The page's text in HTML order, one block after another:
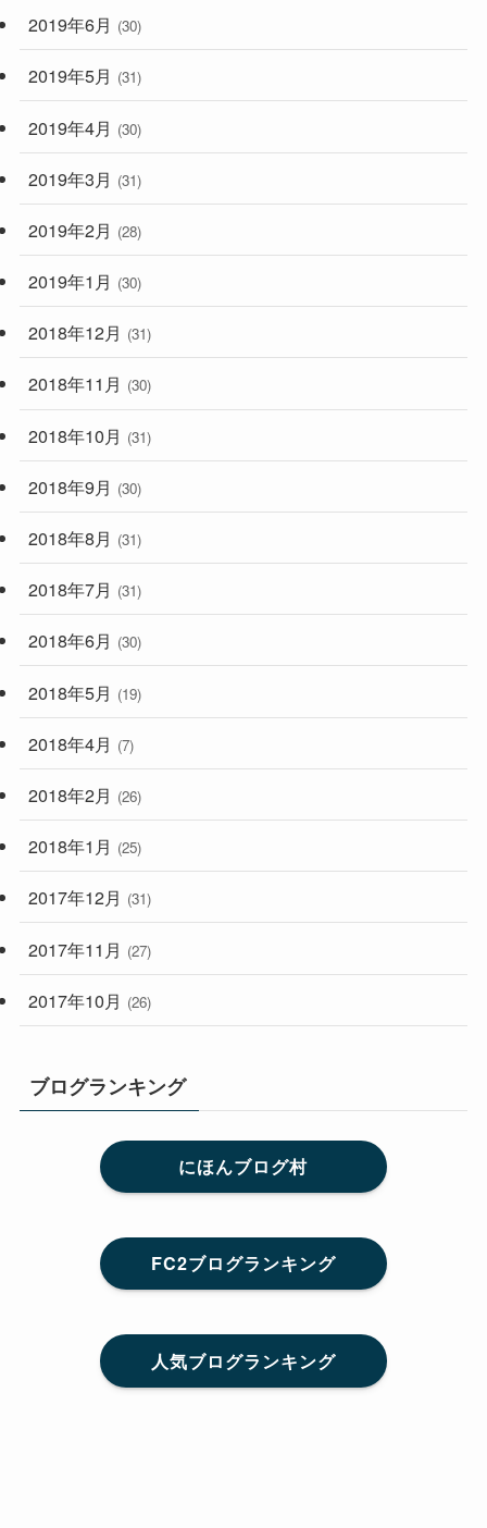
2019年6月 (30)
2019年5月 (31)
2019年4月 (30)
2019年3月 (31)
2019年2月 (28)
2019年1月 (30)
2018年12月 (31)
2018年11月 (30)
2018年10月 (31)
2018年9月 (30)
2018年8月 (31)
2018年7月 (31)
2018年6月 (30)
2018年5月 (19)
2018年4月 (7)
2018年2月 (26)
2018年1月 (25)
2017年12月 (31)
2017年11月 (27)
2017年10月 (26)
ブログランキング
にほんブログ村
FC2ブログランキング
人気ブログランキング